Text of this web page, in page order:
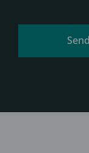
Send